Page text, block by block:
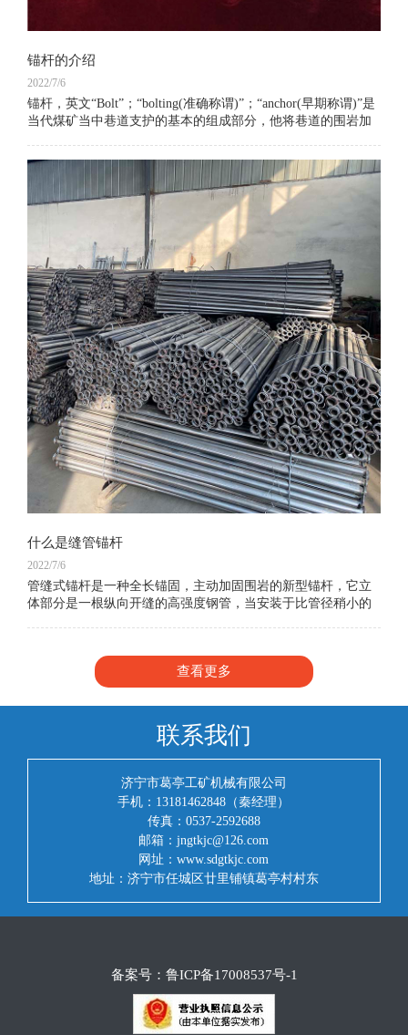
锚杆的介绍
2022/7/6
锚杆，英文“Bolt”；“bolting(准确称谓)”；“anchor(早期称谓)”是
当代煤矿当中巷道支护的基本的组成部分，他将巷道的围岩加
什么是缝管锚杆
2022/7/6
管缝式锚杆是一种全长锚固，主动加固围岩的新型锚杆，它立
体部分是一根纵向开缝的高强度钢管，当安装于比管径稍小的
查看更多
联系我们
济宁市葛亭工矿机械有限公司
手机：13181462848（秦经理）
传真：0537-2592688
邮箱：jngtkjc@126.com
网址：www.sdgtkjc.com
地址：济宁市任城区廿里铺镇葛亭村村东
备案号： 鲁ICP备17008537号-1